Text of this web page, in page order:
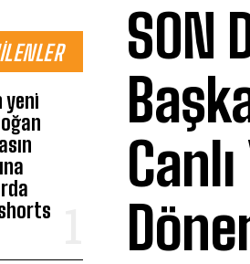
yeni
SON